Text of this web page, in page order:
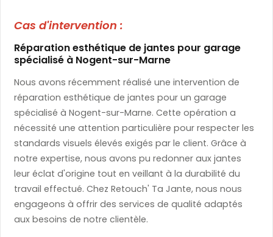
Cas d'intervention :
Réparation esthétique de jantes pour garage
spécialisé à Nogent-sur-Marne
Nous avons récemment réalisé une intervention de
réparation esthétique de jantes pour un garage
spécialisé à Nogent-sur-Marne. Cette opération a
nécessité une attention particulière pour respecter les
standards visuels élevés exigés par le client. Grâce à
notre expertise, nous avons pu redonner aux jantes
leur éclat d'origine tout en veillant à la durabilité du
travail effectué. Chez Retouch' Ta Jante, nous nous
engageons à offrir des services de qualité adaptés
aux besoins de notre clientèle.